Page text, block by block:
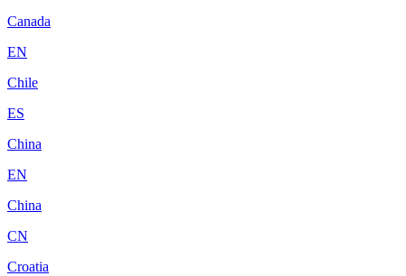
Canada
EN
Chile
ES
China
EN
China
CN
Croatia